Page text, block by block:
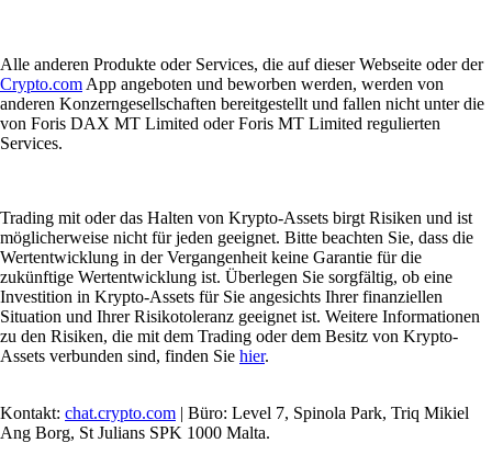
Alle anderen Produkte oder Services, die auf dieser Webseite oder der
Crypto.com App angeboten und beworben werden, werden von
anderen Konzerngesellschaften bereitgestellt und fallen nicht unter die
von Foris DAX MT Limited oder Foris MT Limited regulierten
Services.
Trading mit oder das Halten von Krypto-Assets birgt Risiken und ist
möglicherweise nicht für jeden geeignet. Bitte beachten Sie, dass die
Wertentwicklung in der Vergangenheit keine Garantie für die
zukünftige Wertentwicklung ist. Überlegen Sie sorgfältig, ob eine
Investition in Krypto-Assets für Sie angesichts Ihrer finanziellen
Situation und Ihrer Risikotoleranz geeignet ist. Weitere Informationen
zu den Risiken, die mit dem Trading oder dem Besitz von Krypto-
Assets verbunden sind, finden Sie hier.
Kontakt: chat.crypto.com | Büro: Level 7, Spinola Park, Triq Mikiel
Ang Borg, St Julians SPK 1000 Malta.